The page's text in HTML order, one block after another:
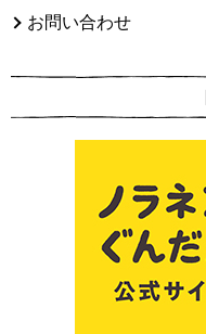
お問い合わせ